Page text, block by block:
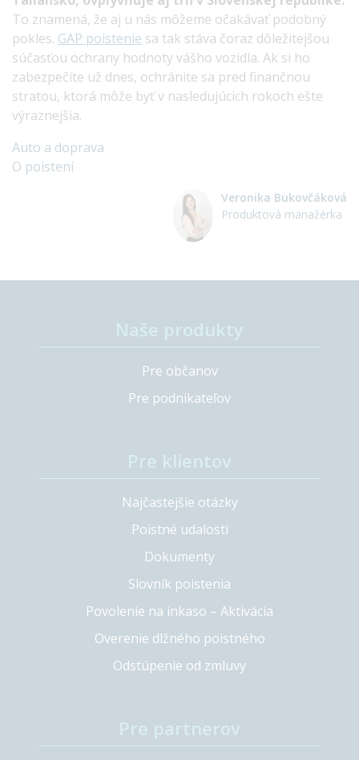
To znamená, že aj u nás môžeme očakávať podobný
pokles. GAP poistenie sa tak stáva čoraz dôležitejšou
súčasťou ochrany hodnoty vášho vozidla. Ak si ho
zabezpečíte už dnes, ochránite sa pred finančnou
stratou, ktorá môže byť v nasledujúcich rokoch ešte
výraznejšia.
Auto a doprava
O poistení
Veronika Bukovčáková
Produktová manažérka
Pre občanov
Pre podnikateľov
Najčastejšie otázky
Poistné udalosti
Dokumenty
Slovník poistenia
Povolenie na inkaso – Aktivácia
Overenie dlžného poistného
Odstúpenie od zmluvy